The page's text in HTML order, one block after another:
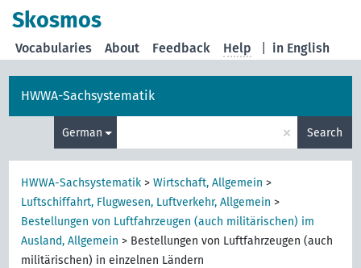
Skosmos
in English
Vocabularies About Feedback Help
HWWA-Sachsystematik
German × Search
HWWA-Sachsystematik >Wirtschaft, Allgemein >
Luftschiffahrt, Flugwesen, Luftverkehr, Allgemein >
Bestellungen von Luftfahrzeugen (auch militärischen) im
Ausland, Allgemein > Bestellungen von Luftfahrzeugen (auch
militärischen) in einzelnen Ländern